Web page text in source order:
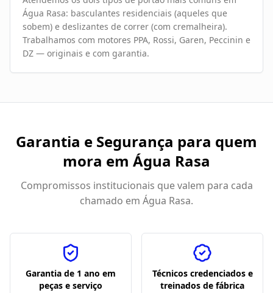
Água Rasa: basculantes residenciais (aqueles que
sobem) e deslizantes de correr (com cremalheira).
Trabalhamos com motores PPA, Rossi, Garen, Peccinin e
DZ — originais e com garantia.
Garantia e Segurança para quem
mora em Água Rasa
Compromissos institucionais que valem para cada
chamado em Água Rasa.
Garantia de 1 ano em
peças e serviço
Técnicos credenciados e
treinados de fábrica